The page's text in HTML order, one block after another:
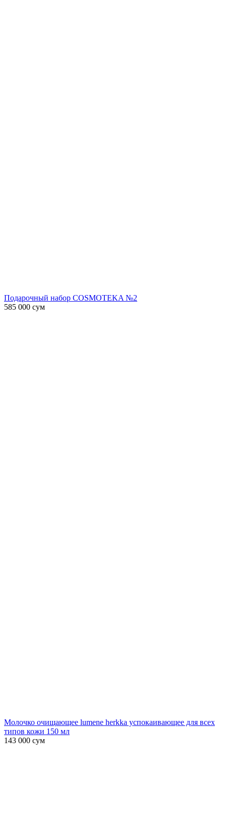
Подарочный набор COSMOTEKA №2
585 000 сум
Молочко очищающее lumene herkka успокаивающее для всех
типов кожи 150 мл
143 000 сум